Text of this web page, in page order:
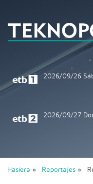
2026/09/26
2026/09/27
Hasiera » Reportajes »